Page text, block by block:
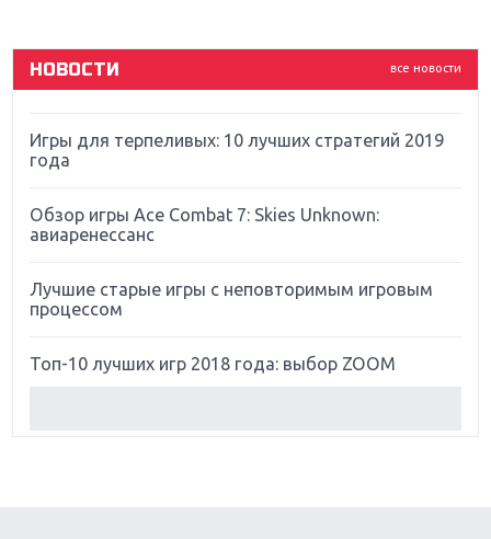
все новости
НОВОСТИ
Far Cry 5: хвалить нельзя ругать
Игры для терпеливых: 10 лучших стратегий 2019
года
Обзор игры Ace Combat 7: Skies Unknown:
авиаренессанс
Лучшие старые игры с неповторимым игровым
процессом
Топ-10 лучших игр 2018 года: выбор ZOOM